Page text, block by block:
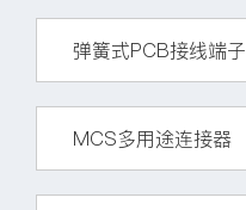
弹簧式PCB接线端子
MCS多用途连接器